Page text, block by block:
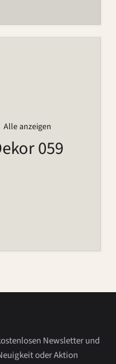
Alle anzeigen
059
Newsletter und
oder Aktion